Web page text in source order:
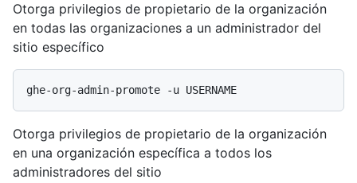
Otorga privilegios de propietario de la organización
en todas las organizaciones a un administrador del
sitio específico
Otorga privilegios de propietario de la organización
en una organización específica a todos los
administradores del sitio